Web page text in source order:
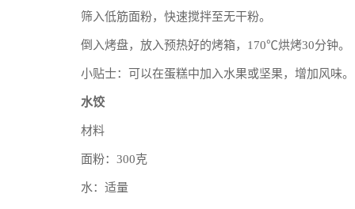
筛入低筋面粉，快速搅拌至无干粉。
倒入烤盘，放入预热好的烤箱，170℃烘烤30分钟。
小贴士：可以在蛋糕中加入水果或坚果，增加风味。
水饺
材料
面粉：300克
水：适量